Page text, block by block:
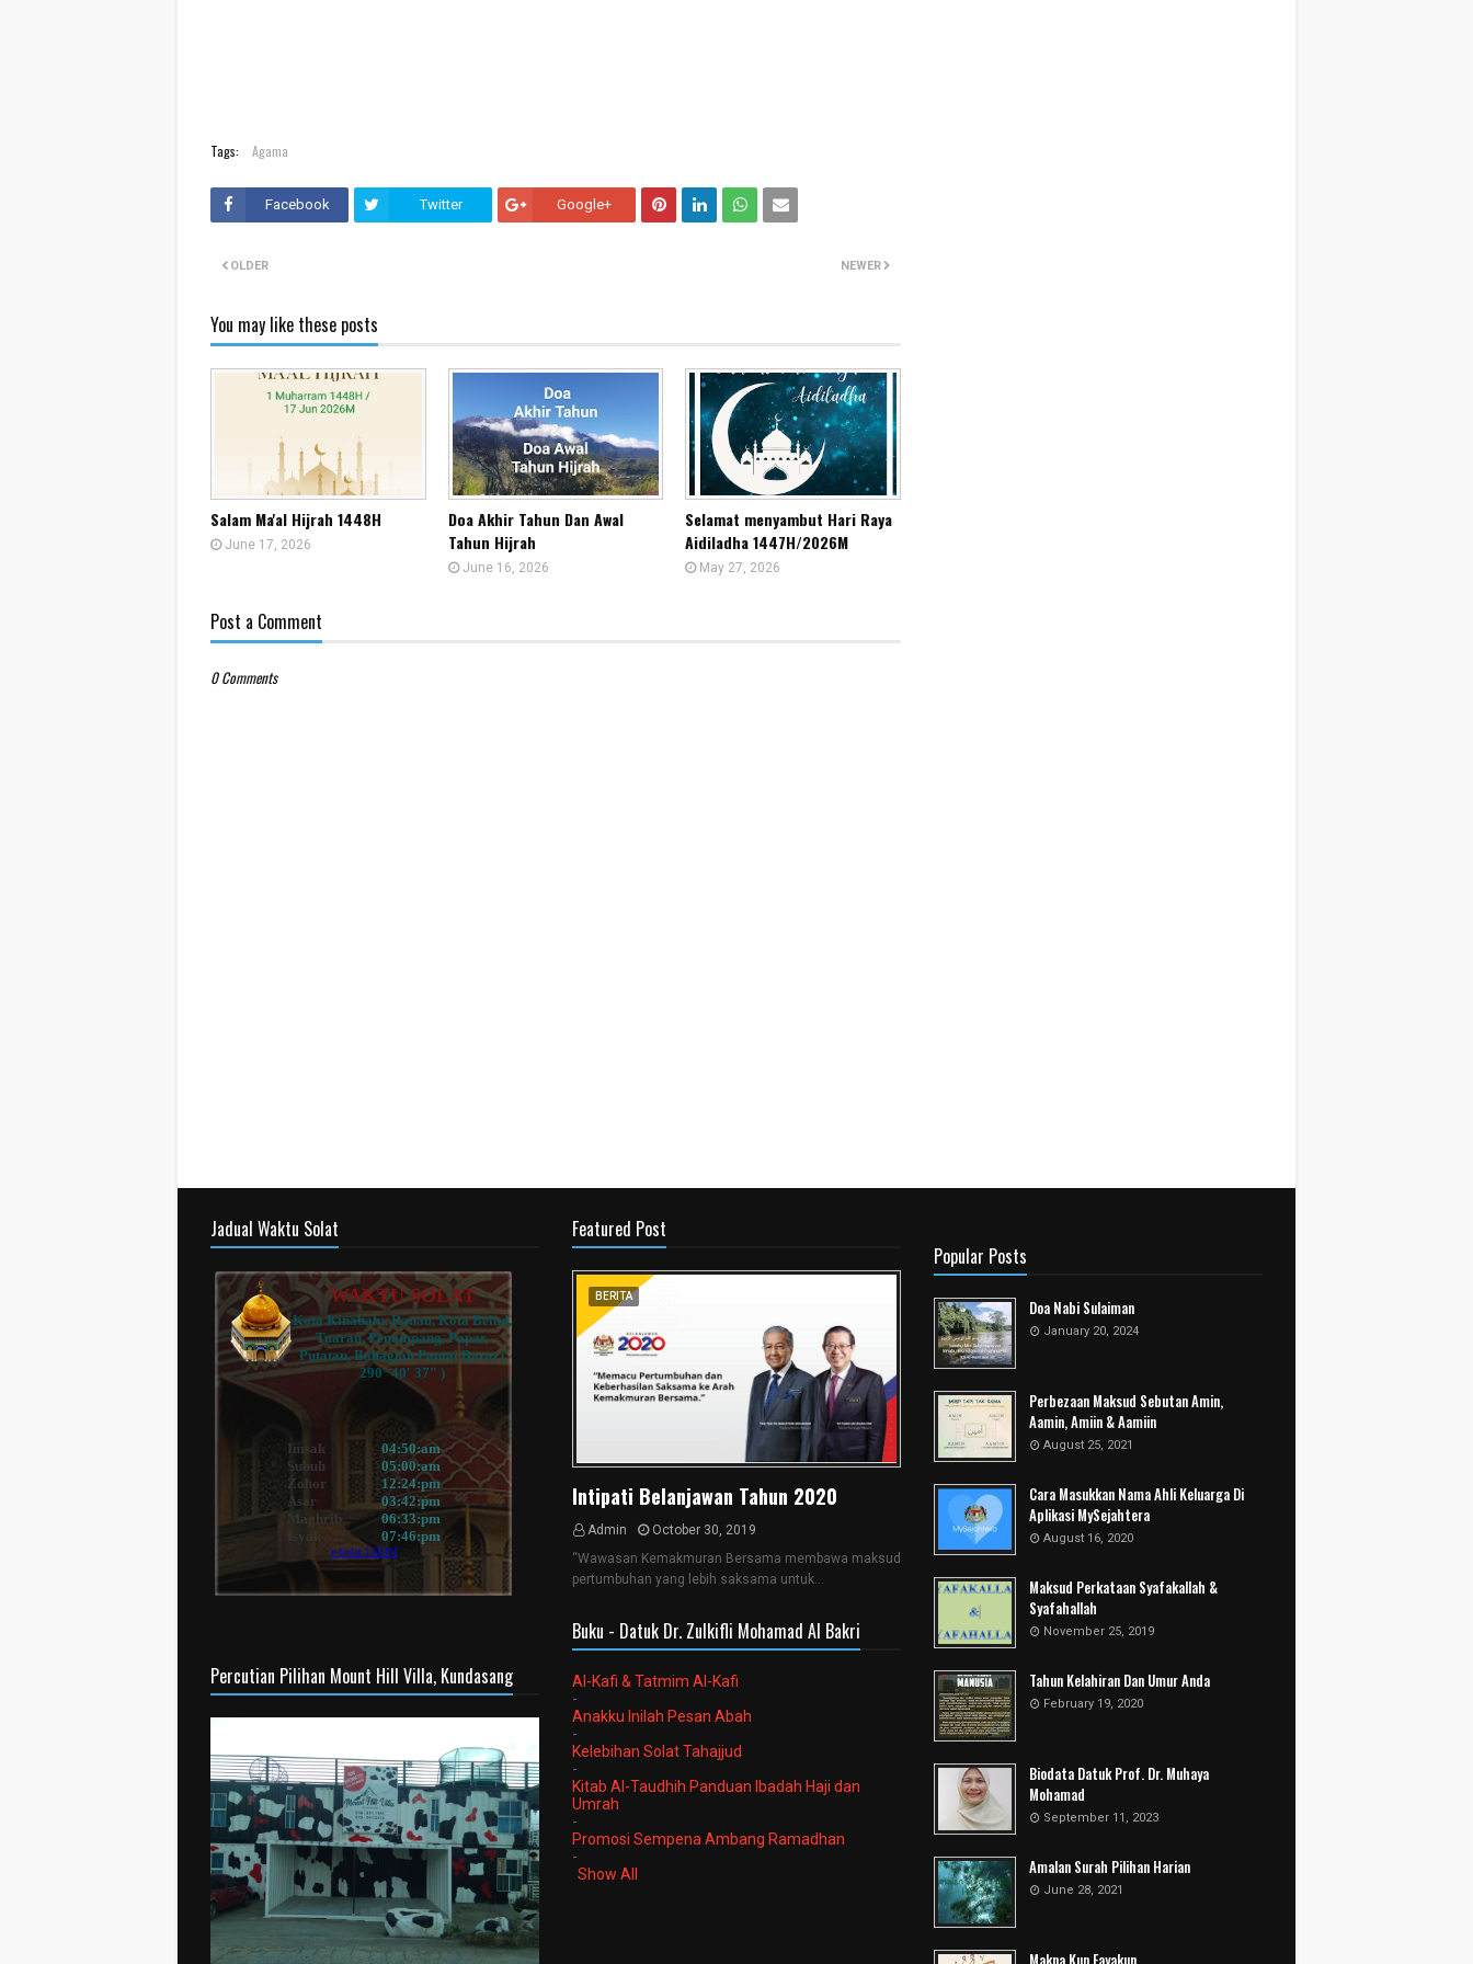
Tags: Agama
Facebook Twitter Google+
NEWER
OLDER
You may like these posts
Salam Ma'al Hijrah 1448H
June 17, 2026
Doa Akhir Tahun Dan Awal
Tahun Hijrah
June 16, 2026
Selamat menyambut Hari Raya
Aidiladha 1447H/2026M
May 27, 2026
Post a Comment
0 Comments
Jadual Waktu Solat
Percutian Pilihan Mount Hill Villa, Kundasang
Featured Post
BERITA
Intipati Belanjawan Tahun 2020
Admin
October 30, 2019
“Wawasan Kemakmuran Bersama membawa maksud
pertumbuhan yang lebih saksama untuk…
Buku - Datuk Dr. Zulkifli Mohamad Al Bakri
Al-Kafi & Tatmim Al-Kafi
-
Anakku Inilah Pesan Abah
-
Kelebihan Solat Tahajjud
-
Kitab Al-Taudhih Panduan Ibadah Haji dan
Umrah
-
Promosi Sempena Ambang Ramadhan
-
Show All
Popular Posts
Doa Nabi Sulaiman
January 20, 2024
Perbezaan Maksud Sebutan Amin,
Aamin, Amiin & Aamiin
August 25, 2021
Cara Masukkan Nama Ahli Keluarga Di
Aplikasi MySejahtera
August 16, 2020
Maksud Perkataan Syafakallah &
Syafahallah
November 25, 2019
Tahun Kelahiran Dan Umur Anda
February 19, 2020
Biodata Datuk Prof. Dr. Muhaya
Mohamad
September 11, 2023
Amalan Surah Pilihan Harian
June 28, 2021
Makna Kun Fayakun